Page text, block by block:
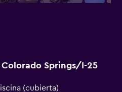
Springs/I-25
(cubierta)